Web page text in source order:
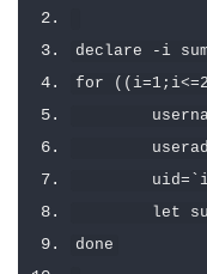
declare - i
for
(( i=1; i<=
        uid
=
let
done